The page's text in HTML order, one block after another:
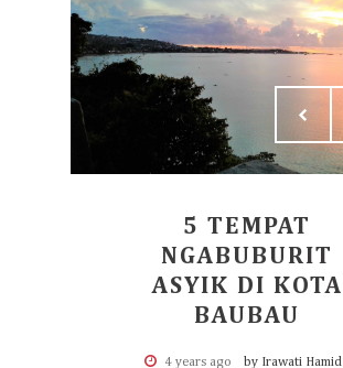
5 TEMPAT
NGABUBURIT
ASYIK DI KOTA
BAUBAU
4 years ago by Irawati Hamid